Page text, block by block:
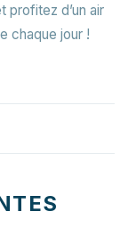
d’un air
chaque jour !